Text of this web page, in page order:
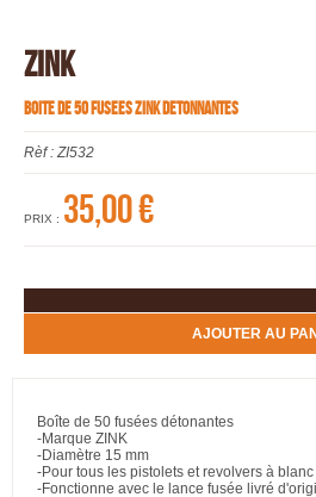
ZINK
BOITE DE 50 FUSEES ZINK DETONNANTES
Rèf :ZI532
PRIX : 35,00 €
AJOUTER AU
Boîte de 50 fusées détonantes
-Marque ZINK
-Diamètre 15 mm
-Pour tous les pistolets et revolvers à
-Fonctionne avec le lance fusée livré